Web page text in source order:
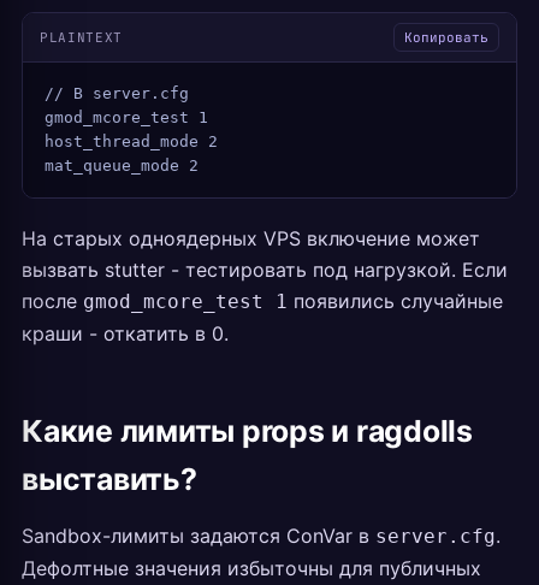
PLAINTEXT Копировать
// В server.cfg
gmod_mcore_test 1
host_thread_mode 2
mat_queue_mode 2
На старых одноядерных VPS включение может
вызвать stutter - тестировать под нагрузкой. Если
после gmod_mcore_test 1 появились случайные
краши - откатить в 0.
Какие лимиты props и ragdolls
выставить?
Sandbox-лимиты задаются ConVar в server.cfg.
Дефолтные значения избыточны для публичных